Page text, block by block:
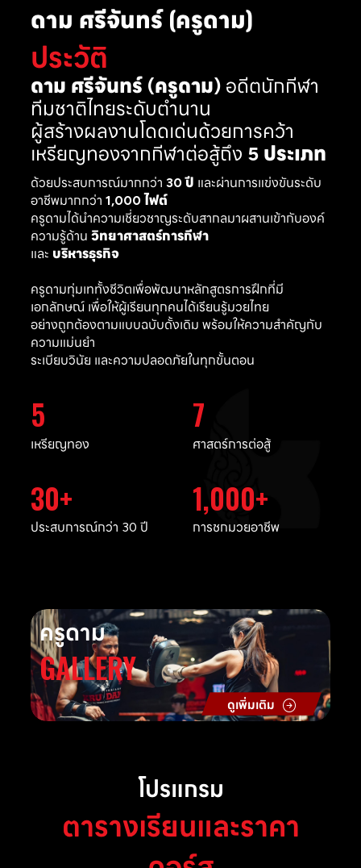
ดาม ศรีจันทร์ (ครูดาม)
ประวัติ
ดาม ศรีจันทร์ (ครูดาม)อดีตนักกีฬา
ทีมชาติไทยระดับตำนาน
ผู้สร้างผลงานโดดเด่นด้วยการคว้า
เหรียญทองจากกีฬาต่อสู้ถึง 5 ประเภท
ด้วยประสบการณ์มากกว่า 30 ปี และผ่านการแข่งขันระดับ
อาชีพมากกว่า 1,000 ไฟต์
ครูดามได้นำความเชี่ยวชาญระดับสากลมาผสานเข้ากับองค์
ความรู้ด้าน วิทยาศาสตร์การกีฬา
และ บริหารธุรกิจ
ครูดามทุ่มเททั้งชีวิตเพื่อพัฒนาหลักสูตรการฝึกที่มี
เอกลักษณ์ เพื่อให้ผู้เรียนทุกคนได้เรียนรู้มวยไทย
อย่างถูกต้องตามแบบฉบับดั้งเดิม พร้อมให้ความสำคัญกับ
ความแม่นยำ
ระเบียบวินัย และความปลอดภัยในทุกขั้นตอน
5
เหรียญทอง
7
ศาสตร์การต่อสู้
30
ประสบการณ์กว่า 30 ปี
1,000
การชกมวยอาชีพ
ครูดาม
GALLERY
ดูเพิ่มเติม
โปรแกรม
ตารางเรียนและราคา